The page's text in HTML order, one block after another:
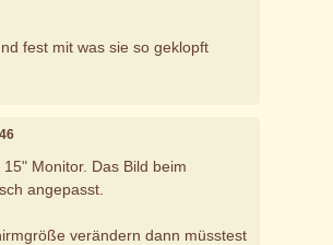
fest mit was sie so geklopft
Monitor. Das Bild beim
angepasst.
verändern dann müsstest